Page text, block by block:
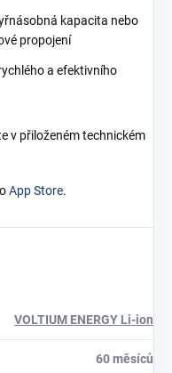
kapacita nebo
propojení
a efektivního
v přiloženém technickém
App Store.
VOLTIUM ENERGY Li-ion
60 měsíců